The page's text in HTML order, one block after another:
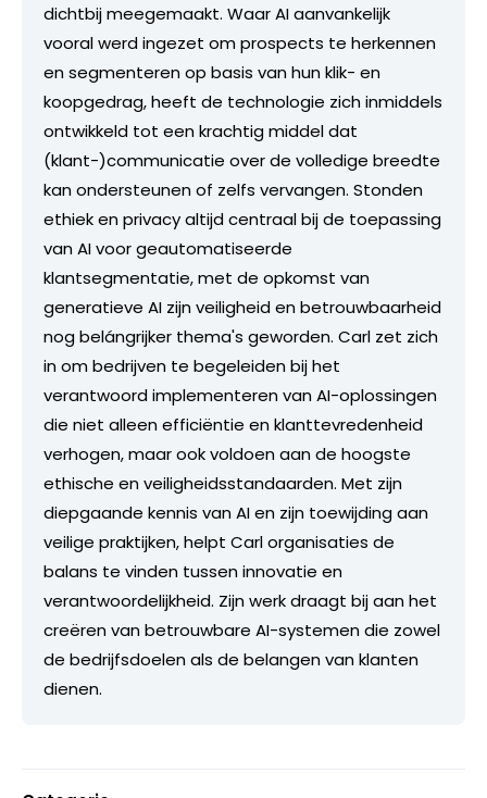
dichtbij meegemaakt. Waar AI aanvankelijk
vooral werd ingezet om prospects te herkennen
en segmenteren op basis van hun klik- en
koopgedrag, heeft de technologie zich inmiddels
ontwikkeld tot een krachtig middel dat
(klant-)communicatie over de volledige breedte
kan ondersteunen of zelfs vervangen. Stonden
ethiek en privacy altijd centraal bij de toepassing
van AI voor geautomatiseerde
klantsegmentatie, met de opkomst van
generatieve AI zijn veiligheid en betrouwbaarheid
nog belángrijker thema's geworden. Carl zet zich
in om bedrijven te begeleiden bij het
verantwoord implementeren van AI-oplossingen
die niet alleen efficiëntie en klanttevredenheid
verhogen, maar ook voldoen aan de hoogste
ethische en veiligheidsstandaarden. Met zijn
diepgaande kennis van AI en zijn toewijding aan
veilige praktijken, helpt Carl organisaties de
balans te vinden tussen innovatie en
verantwoordelijkheid. Zijn werk draagt bij aan het
creëren van betrouwbare AI-systemen die zowel
de bedrijfsdoelen als de belangen van klanten
dienen.